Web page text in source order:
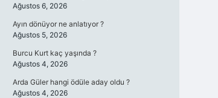
Ağustos 6, 2026
Ayın dönüyor ne anlatıyor ?
Ağustos 5, 2026
Burcu Kurt kaç yaşında ?
Ağustos 4, 2026
Arda Güler hangi ödüle aday oldu ?
Ağustos 4, 2026